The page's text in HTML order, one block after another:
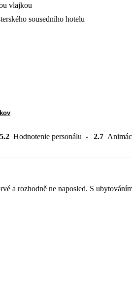
vlajkou
sousedního hotelu
5.2 Hodnotenie personálu 2.7
a rozhodně ne naposled. S